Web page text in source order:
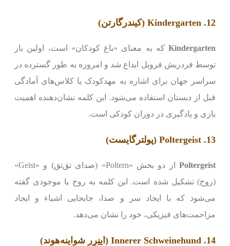
12. Kindergarten (کیند‌رگارتن)
Kindergarten که به معنای «باغ کودکان» است، اولین بار
توسط فردریش فروبل ابداع شد و امروزه به طور گسترده در
سراسر جهان برای اشاره به مهدکودک یا کلاس‌های آمادگی
قبل از دبستان استفاده می‌شود. این کلمه نشان‌دهنده اهمیت
بازی و یادگیری در دوران کودکی است.
13. Poltergeist (پولترگایست)
Poltergeist
از دو بخش «Poltern» (صدای تق‌تق) و «Geist»
(روح) تشکیل شده است. این کلمه به روح یا موجودی گفته
می‌شود که با ایجاد سر و صدا، جابجایی اشیاء و ایجاد
مزاحمت‌های فیزیکی، خود را نشان می‌دهد.
14. Innerer Schweinehund (اینِرِر شواینه‌هوند)